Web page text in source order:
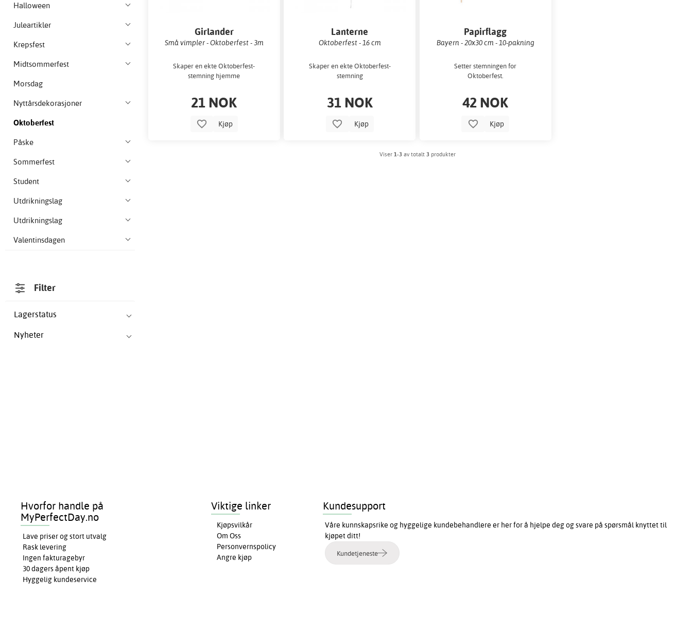
Halloween
Juleartikler
Krepsfest
Midtsommerfest
Morsdag
Nyttårsdekorasjoner
Oktoberfest
Påske
Sommerfest
Student
Utdrikningslag
Utdrikningslag
Valentinsdagen
Filter
Lagerstatus
Nyheter
Girlander
Små vimpler - Oktoberfest - 3m
Skaper en ekte Oktoberfest-
stemning hjemme
21 NOK
Kjøp
Lanterne
Oktoberfest - 16 cm
Skaper en ekte Oktoberfest-
stemning
31 NOK
Kjøp
Papirflagg
Bayern - 20x30 cm - 10-pakning
Setter stemningen for
Oktoberfest.
42 NOK
Kjøp
Viser1-3 av totalt3 produkter
Hvorfor handle på
MyPerfectDay.no
Lave priser og stort utvalg
Rask levering
Ingen fakturagebyr
30 dagers åpent kjøp
Hyggelig kundeservice
Viktige linker
Kjøpsvilkår
Om Oss
Personvernspolicy
Angre kjøp
Kundesupport
Våre kunnskapsrike og hyggelige kundebehandlere er her for å hjelpe deg og svare på spørsmål knyttet til
kjøpet ditt!
Kundetjeneste